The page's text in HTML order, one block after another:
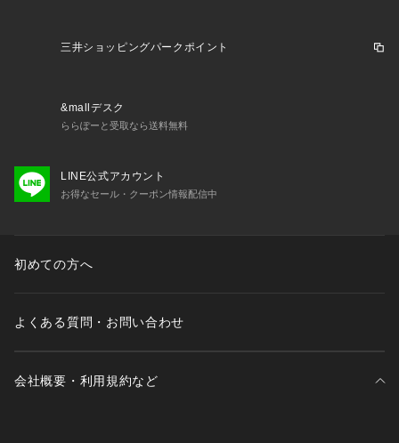
三井ショッピングパークポイント
&mallデスク
ららぽーと受取なら送料無料
LINE公式アカウント
お得なセール・クーポン情報配信中
初めての方へ
よくある質問・お問い合わせ
会社概要・利用規約など